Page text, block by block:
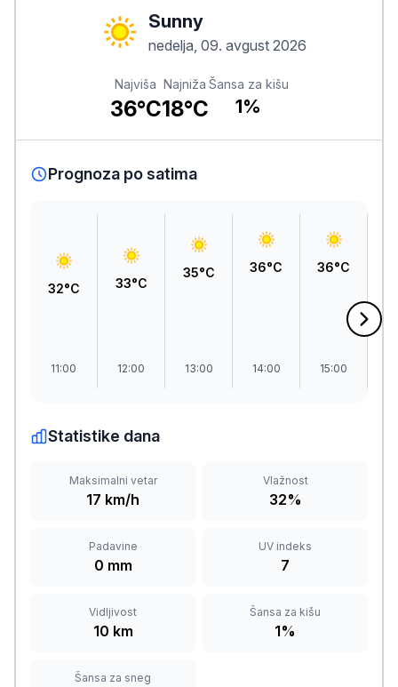
Sunny
nedelja, 09. avgust 2026
Najviša
36°C
Najniža
18°C
Šansa za kišu
1%
Prognoza po satima
32°C
11:00
33°C
12:00
35°C
13:00
36°C
14:00
36°C
15:00
Statistike dana
Maksimalni vetar
17 km/h
Vlažnost
32%
Padavine
0 mm
UV indeks
7
Vidljivost
10 km
Šansa za kišu
1%
Šansa za sneg